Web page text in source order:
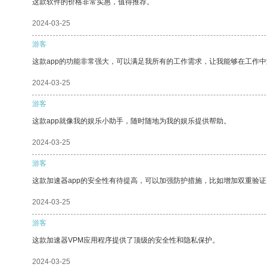
这款软件的价格非常实惠，值得推荐。
2024-03-25
游客
这款app的功能非常强大，可以满足我所有的工作需求，让我能够在工作中
2024-03-25
游客
这款app就像我的娱乐小助手，随时随地为我的娱乐提供帮助。
2024-03-25
游客
这款加速器app的安全性有待提高，可以加强防护措施，比如增加双重验证
2024-03-25
游客
这款加速器VPM应用程序提供了顶级的安全性和隐私保护。
2024-03-25